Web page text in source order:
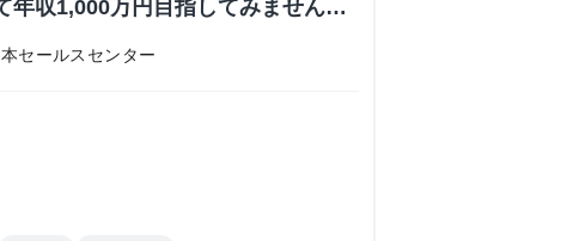
年収1,000万円目指してみません
内定あり #学歴不問 #未経験可
会社日本セールスセンターの長
ーンシップ
セールスセンター